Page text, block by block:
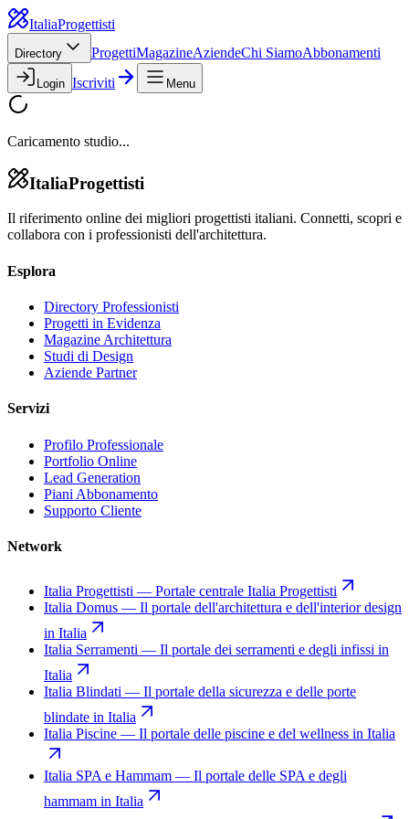
ItaliaProgettisti
Directory ProgettiMagazineAziendeChi SiamoAbbonamenti
Login Iscriviti Menu
Caricamento studio...
ItaliaProgettisti
Il riferimento online dei migliori progettisti italiani. Connetti, scopri e
collabora con i professionisti dell'architettura.
Esplora
Directory Professionisti
Progetti in Evidenza
Magazine Architettura
Studi di Design
Aziende Partner
Servizi
Profilo Professionale
Portfolio Online
Lead Generation
Piani Abbonamento
Supporto Cliente
Network
Italia Progettisti — Portale centrale Italia Progettisti
Italia Domus — Il portale dell'architettura e dell'interior design
in Italia
Italia Serramenti — Il portale dei serramenti e degli infissi in
Italia
Italia Blindati — Il portale della sicurezza e delle porte
blindate in Italia
Italia Piscine — Il portale delle piscine e del wellness in Italia
Italia SPA e Hammam — Il portale delle SPA e degli
hammam in Italia